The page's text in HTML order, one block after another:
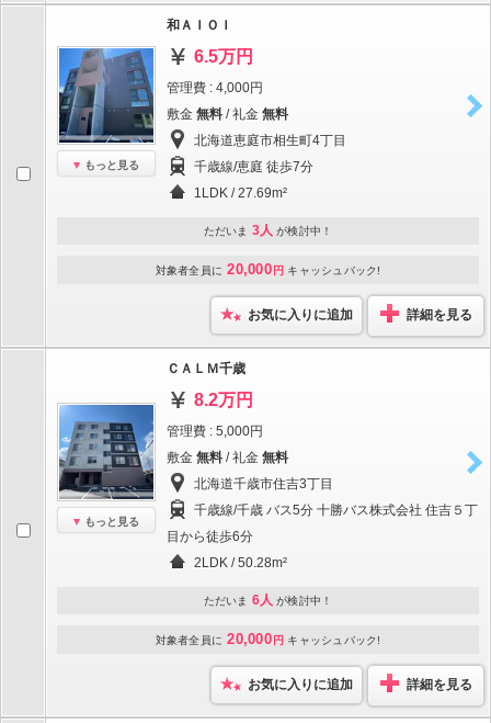
もっと見る
和ＡＩＯＩ
6.5万円
管理費 : 4,000円
敷金 無料 / 礼金 無料
北海道恵庭市相生町4丁目
千歳線/恵庭 徒歩7分
1LDK / 27.69m²
ただいま 3人 が検討中！
対象者全員に 20,000 円 キャッシュバック!
お気に入りに追加 詳細を見る
もっと見る
ＣＡＬＭ千歳
8.2万円
管理費 : 5,000円
敷金 無料 / 礼金 無料
北海道千歳市住吉3丁目
千歳線/千歳 バス5分 十勝バス株式会社 住吉５丁
目から徒歩6分
2LDK / 50.28m²
ただいま 6人 が検討中！
対象者全員に 20,000 円 キャッシュバック!
お気に入りに追加 詳細を見る